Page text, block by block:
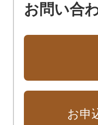
お問い合
お申